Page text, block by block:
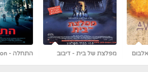
התחלה - Inception